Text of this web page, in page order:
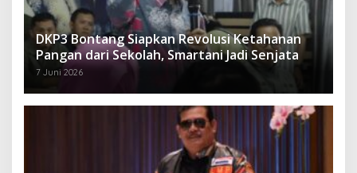
DKP3 Bontang Siapkan Revolusi Ketahanan
Pangan dari Sekolah, Smartani Jadi Senjata
7 Juni 2026